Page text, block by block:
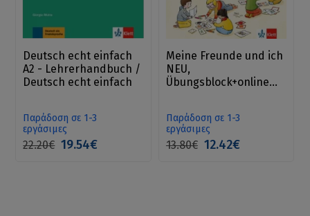
Deutsch echt einfach
A2 - Lehrerhandbuch /
Deutsch echt einfach
Παράδοση σε 1-3
εργάσιμες
22.20€ 19.54€
Meine Freunde und ich
NEU,
Übungsblock+online
Παράδοση σε 1-3
εργάσιμες
13.80€ 12.42€